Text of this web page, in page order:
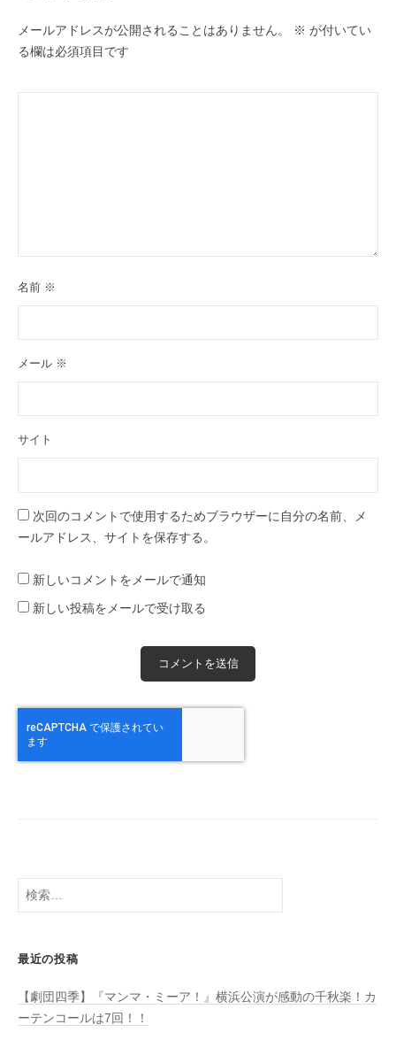
メールアドレスが公開されることはありません。 ※ が付いてい
る欄は必須項目です
名前 ※
メール ※
サイト
次回のコメントで使用するためブラウザーに自分の名前、メ
ールアドレス、サイトを保存する。
新しいコメントをメールで通知
新しい投稿をメールで受け取る
検
最近の投稿
【劇団四季】『マンマ・ミーア！』横浜公演が感動の千秋楽！カ
ーテンコールは7回！！